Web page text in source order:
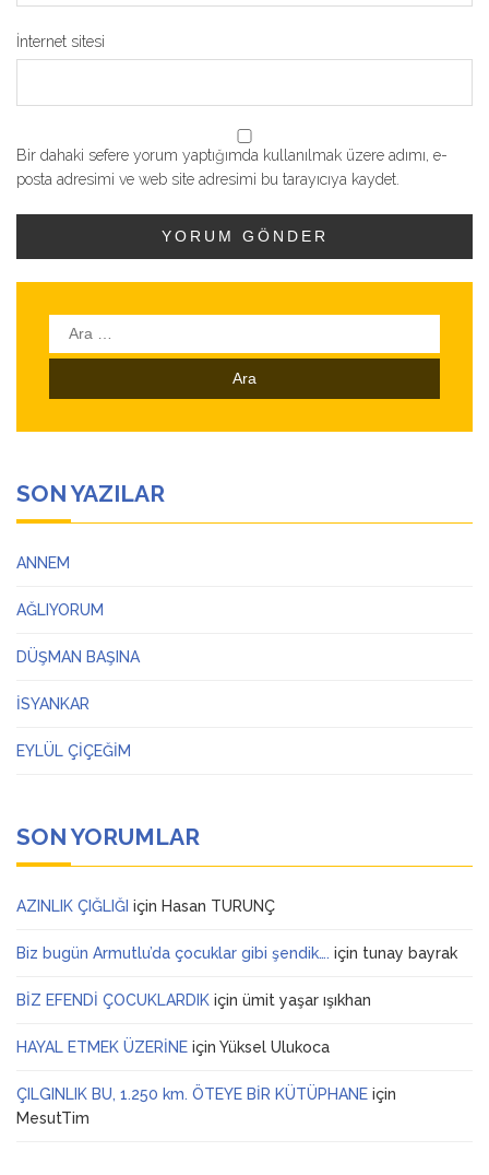
İnternet sitesi
Bir dahaki sefere yorum yaptığımda kullanılmak üzere adımı, e-
posta adresimi ve web site adresimi bu tarayıcıya kaydet.
Arama:
SON YAZILAR
ANNEM
AĞLIYORUM
DÜŞMAN BAŞINA
İSYANKAR
EYLÜL ÇİÇEĞİM
SON YORUMLAR
AZINLIK ÇIĞLIĞI için Hasan TURUNÇ
Biz bugün Armutlu’da çocuklar gibi şendik…. için tunay bayrak
BİZ EFENDİ ÇOCUKLARDIK için ümit yaşar ışıkhan
HAYAL ETMEK ÜZERİNE için Yüksel Ulukoca
ÇILGINLIK BU, 1.250 km. ÖTEYE BİR KÜTÜPHANE için
MesutTim